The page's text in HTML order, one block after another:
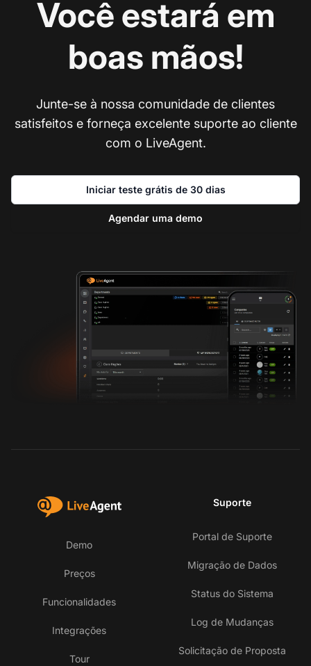
Você estará em
boas mãos!
Junte-se à nossa comunidade de clientes
satisfeitos e forneça excelente suporte ao cliente
com o LiveAgent.
Iniciar teste grátis de 30 dias
Agendar uma demo
Demo
Preços
Funcionalidades
Integrações
Tour
Suporte
Portal de Suporte
Migração de Dados
Status do Sistema
Log de Mudanças
Solicitação de Proposta